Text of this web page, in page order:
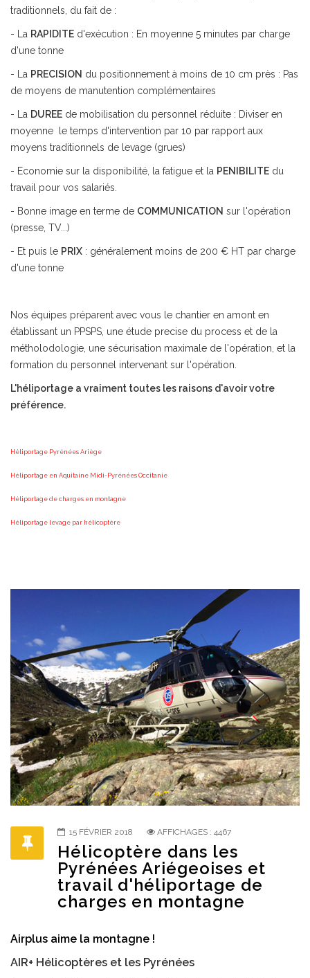
traditionnels, du fait de :
- La RAPIDITE d'exécution : En moyenne 5 minutes par charge
d'une tonne
- La PRECISION du positionnement à moins de 10 cm près : Pas
de moyens de manutention complémentaires
- La DUREE de mobilisation du personnel réduite : Diviser en
moyenne le temps d'intervention par 10 par rapport aux
moyens traditionnels de levage (grues)
- Economie sur la disponibilité, la fatigue et la PENIBILITE du
travail pour vos salariés.
- Bonne image en terme de COMMUNICATION sur l'opération
(presse, TV...)
- Et puis le PRIX : généralement moins de 200 € HT par charge
d'une tonne
Nos équipes préparent avec vous le chantier en amont en
établissant un PPSPS, une étude precise du process et de la
métholodologie, une sécurisation maximale de l'opération, et la
formation du personnel intervenant sur l'opération.
L'héliportage a vraiment toutes les raisons d'avoir votre
préférence.
Héliportage Pyrénées Ariège
Héliportage en Aquitaine Midi-Pyrénées Occitanie
Héliportage de charges en montagne
Héliportage levage par hélicoptère
15 FÉVRIER 2018 AFFICHAGES : 4467
Hélicoptère dans les
Pyrénées Ariégeoises et
travail d'héliportage de
charges en montagne
Airplus aime la montagne !
AIR+ Hélicoptères et les Pyrénées